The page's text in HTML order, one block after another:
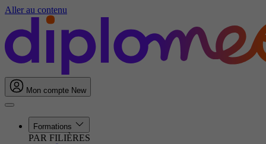
Aller au contenu
Mon compte New
Formations
PAR FILIÈRES